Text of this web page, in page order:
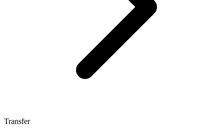
Transfer